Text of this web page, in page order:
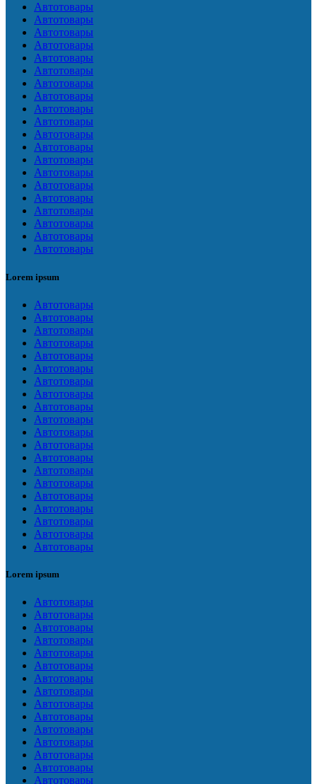
Автотовары
Автотовары
Автотовары
Автотовары
Автотовары
Автотовары
Автотовары
Автотовары
Автотовары
Автотовары
Автотовары
Автотовары
Автотовары
Автотовары
Автотовары
Автотовары
Автотовары
Автотовары
Автотовары
Автотовары
Lorem ipsum
Автотовары
Автотовары
Автотовары
Автотовары
Автотовары
Автотовары
Автотовары
Автотовары
Автотовары
Автотовары
Автотовары
Автотовары
Автотовары
Автотовары
Автотовары
Автотовары
Автотовары
Автотовары
Автотовары
Автотовары
Lorem ipsum
Автотовары
Автотовары
Автотовары
Автотовары
Автотовары
Автотовары
Автотовары
Автотовары
Автотовары
Автотовары
Автотовары
Автотовары
Автотовары
Автотовары
Автотовары